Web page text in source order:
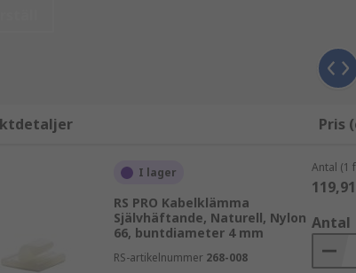
att:
Pris
I lager
RS PRO Kabelklämma
Självhäftande, Naturell, Nylon
66, buntdiameter 4 mm
RS-artikelnummer 268-008
Antal (1
Antal